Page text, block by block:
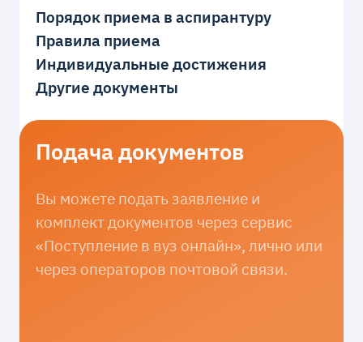
Порядок приема в аспирантуру
Правила приема
Индивидуальные достижения
Другие документы
Подача документов
Вы можете подать заявление и
комплект документов через сервис
«Поступление в вуз онлайн», лично или
через операторов почтовой связи.